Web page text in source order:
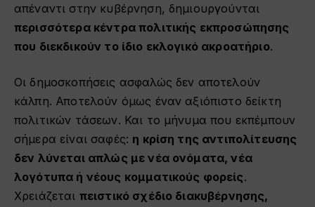
απέναντι στην κυβέρνηση, δημιουργούνται
περισσότερα κέντρα πολιτικής εκπροσώπησης
που διεκδικούν το ίδιο εκλογικό ακροατήριο.
Οι δημοσκοπήσεις ασφαλώς δεν αποτελούν
κάλπη. Αποτελούν όμως έναν αξιόπιστο δείκτη
πολιτικών τάσεων. Και το μήνυμα που εκπέμπουν
σήμερα είναι σαφές: η κρίση της αντιπολίτευσης
δεν λύνεται απλώς με νέα ονόματα, νέα
λογότυπα ή νέους κομματικούς φορείς.
Χρειάζεται πειστικό σχέδιο διακυβέρνησης,